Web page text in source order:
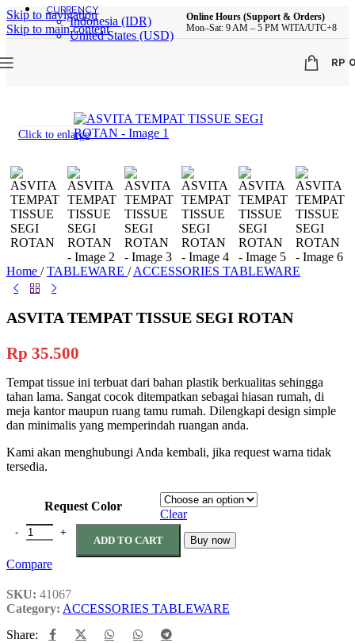
Skip to navigation
Skip to main content
CURRENCY
Indonesia (IDR)
United States (USD)
Online Hours (Support & Orders)
Mon–Sat: 9 AM – 5 PM WITA/UTC+8
RP
Click to enlarge
Home / TABLEWARE / ACCESSORIES TABLEWARE
ASVITA TEMPAT TISSUE SEGI ROTAN
Rp 35.500
Tempat tissue ini terbuat dari bahan plastik berkualitas sehingga
tahan lama. Sangat cocok ditempatkan sebagai hiasan rumah, di
meja kantor maupun ruang tamu rumah. Dilengkapi design simple
dan minimalis yang memperindah ruangan anda.
Kami akan menghubungi Anda kembali, jika request warna tidak
tersedia.
Request Color
Clear
ASVITA TEMPAT TISSUE SEGI ROTAN quantity
ADD TO CART Buy now
Compare
SKU: 41067
Category: ACCESSORIES TABLEWARE
Share: